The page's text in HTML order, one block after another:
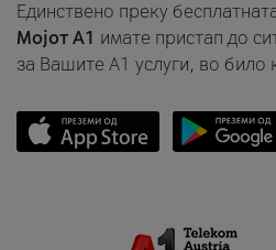
Единствено преку
Мојот A1 имате пристап до
за Вашите A1 услуги, во било